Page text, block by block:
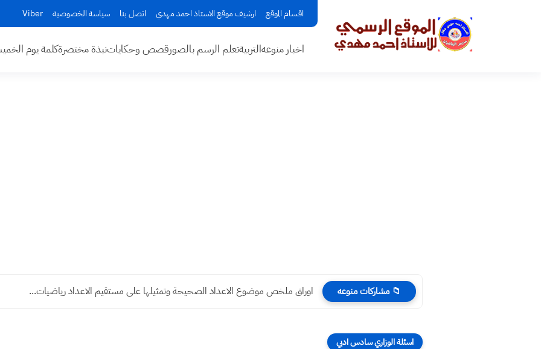
اقسام الموقع ارشيف موقع الاستاذ احمد مهدي اتصل بنا سياسة الخصوصية Viber
اخبار منوعهالتربيةتعلم الرسم بالصورقصص وحكاياتنبذة مختصرةكلمة يوم
📁 مشاركات منوعه اوراق ملخص موضوع الاعداد الصحيحة وتمثيلها على مستقيم الاعداد رياضيات...
اسئلة الوزاري سادس ادبي